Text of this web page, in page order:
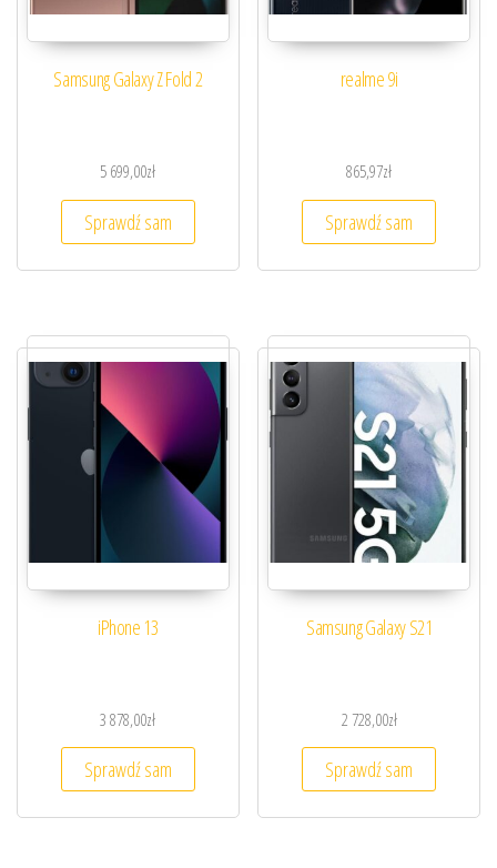
Samsung Galaxy Z Fold 2
5 699,00zł
Sprawdź sam
realme 9i
865,97zł
Sprawdź sam
iPhone 13
3 878,00zł
Sprawdź sam
Samsung Galaxy S21
2 728,00zł
Sprawdź sam